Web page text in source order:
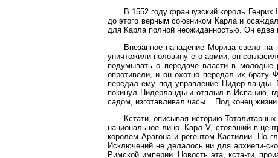
В 1552 году французский король
до этого верным союзником Карла и
для Карла полной неожиданностью. Он едва
Внезапное нападение Морица свело
уничтожили половину его армии, он
подумывать о передаче власти в молодые
опротивели, и он охотно передал их
передал ему под управление Нидер-
покинул Нидерланды и отплыл в Испанию,
садом, изготавливал часы... Под конец
Кстати, описывая историю
национальное лицо. Карл V, стоявший в
королем Арагона и регентом Кастилии. Но
Исключений не делалось ни для архиепи-
Римской империи. Новость эта, кста-ти,